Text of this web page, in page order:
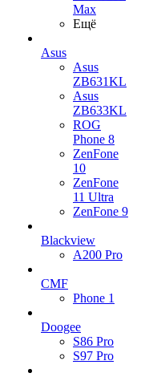
Max
Ещё
Asus
Asus
ZB631KL
Asus
ZB633KL
ROG
Phone 8
ZenFone
10
ZenFone
11 Ultra
ZenFone 9
Blackview
A200 Pro
CMF
Phone 1
Doogee
S86 Pro
S97 Pro